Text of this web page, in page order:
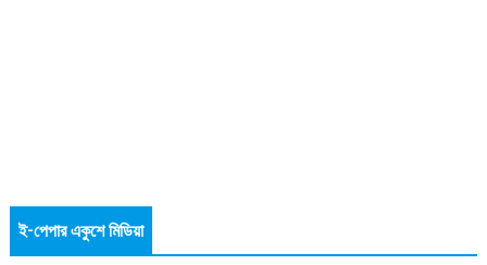
ই-পেপার একুশে মিডিয়া